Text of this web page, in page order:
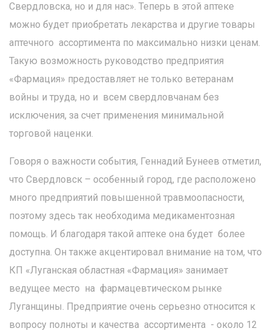
Свердловска, но и для нас». Теперь в этой аптеке
можно будет приобретать лекарства и другие товары
аптечного ассортимента по максимально низки ценам.
Такую возможность руководство предприятия
«Фармация» предоставляет не только ветеранам
войны и труда, но и всем свердловчанам без
исключения, за счет применения минимальной
торговой наценки.
Говоря о важности события, Геннадий Бунеев отметил,
что Свердловск – особенный город, где расположено
много предприятий повышенной травмоопасности,
поэтому здесь так необходима медикаментозная
помощь. И благодаря такой аптеке она будет более
доступна. Он также акцентировал внимание на том, что
КП «Луганская областная «Фармация» занимает
ведущее место на фармацевтическом рынке
Луганщины. Предприятие очень серьезно относится к
вопросу полноты и качества ассортимента - около 12